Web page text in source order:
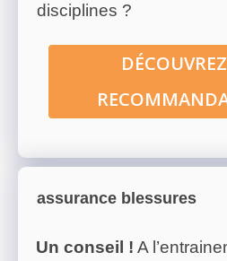
disciplines ?
assurance blessures
Un conseil ! A